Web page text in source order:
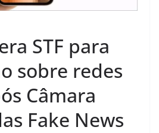
STF para
sobre redes
Câmara
Fake News